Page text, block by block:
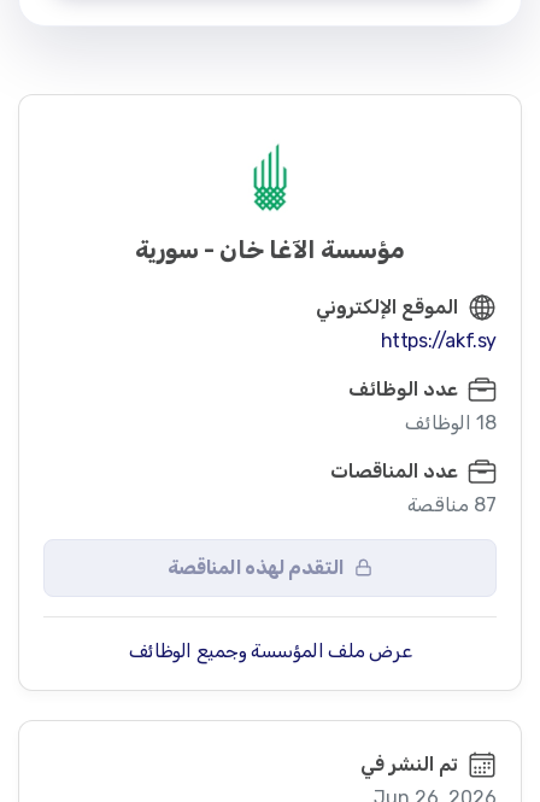
مؤسسة الآغا خان - سورية
الموقع الإلكتروني
https://akf.sy
عدد الوظائف
18 الوظائف
عدد المناقصات
87 مناقصة
عرض ملف المؤسسة وجميع الوظائف
تم النشر في